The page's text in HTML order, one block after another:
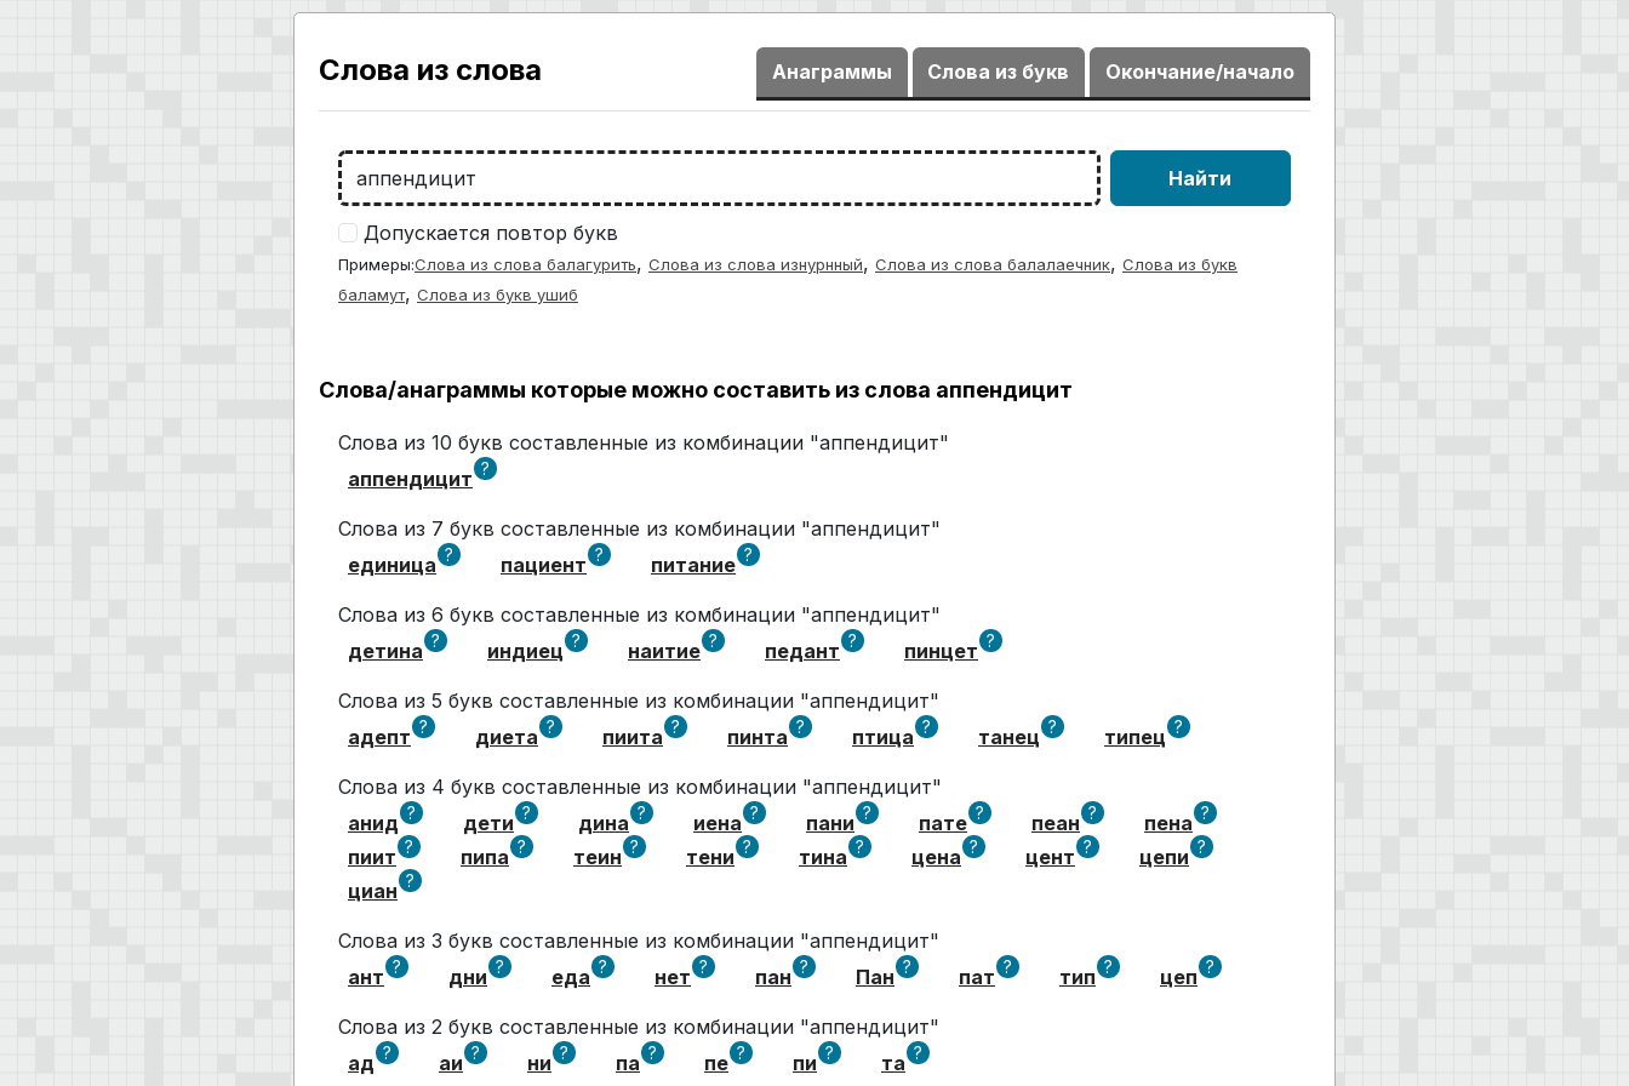
Слова из слова Анаграммы Слова из букв Окончание/начало
Найти
Допускается повтор букв
Примеры:Слова из слова балагурить, Слова из слова изнурнный, Слова из слова балалаечник, Слова из букв
баламут, Слова из букв ушиб
Слова/анаграммы которые можно составить из слова аппендицит
Слова из 10 букв составленные из комбинации "аппендицит"
аппендицит ?
Слова из 7 букв составленные из комбинации "аппендицит"
единица ? пациент ? питание ?
Слова из 6 букв составленные из комбинации "аппендицит"
детина ? индиец ? наитие ? педант ? пинцет ?
Слова из 5 букв составленные из комбинации "аппендицит"
адепт ? диета ? пиита ? пинта ? птица ? танец ? типец ?
Слова из 4 букв составленные из комбинации "аппендицит"
анид ? дети ? дина ? иена ? пани ? пате ? пеан ? пена ?
пиит ? пипа ? теин ? тени ? тина ? цена ? цент ? цепи ?
циан ?
Слова из 3 букв составленные из комбинации "аппендицит"
ант ? дни ? еда ? нет ? пан ? Пан ? пат ? тип ? цеп ?
Слова из 2 букв составленные из комбинации "аппендицит"
ад ? аи ? ни ? па ? пе ? пи ? та ?